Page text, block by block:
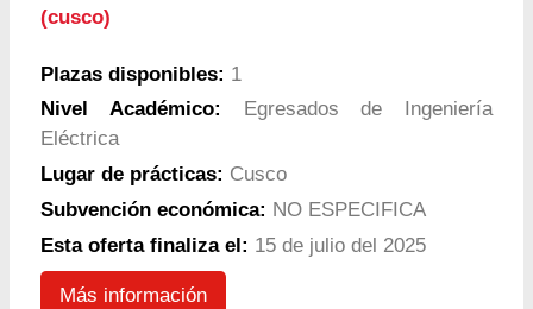
(cusco)
Plazas disponibles: 1
Nivel Académico: Egresados de Ingeniería
Eléctrica
Lugar de prácticas: Cusco
Subvención económica: NO ESPECIFICA
Esta oferta finaliza el: 15 de julio del 2025
Más información